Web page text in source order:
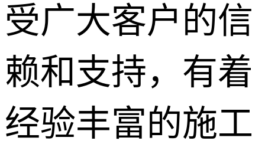
受广大客户的信
赖和支持，有着
经验丰富的施工